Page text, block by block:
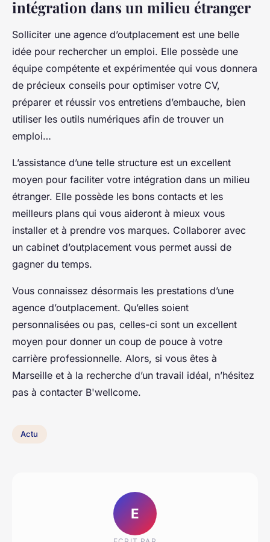
intégration dans un milieu étranger
Solliciter une agence d’outplacement est une belle
idée pour rechercher un emploi. Elle possède une
équipe compétente et expérimentée qui vous donnera
de précieux conseils pour optimiser votre CV,
préparer et réussir vos entretiens d’embauche, bien
utiliser les outils numériques afin de trouver un
emploi…
L’assistance d’une telle structure est un excellent
moyen pour faciliter votre intégration dans un milieu
étranger. Elle possède les bons contacts et les
meilleurs plans qui vous aideront à mieux vous
installer et à prendre vos marques. Collaborer avec
un cabinet d’outplacement vous permet aussi de
gagner du temps.
Vous connaissez désormais les prestations d’une
agence d’outplacement. Qu’elles soient
personnalisées ou pas, celles-ci sont un excellent
moyen pour donner un coup de pouce à votre
carrière professionnelle. Alors, si vous êtes à
Marseille et à la recherche d’un travail idéal, n’hésitez
pas à contacter B'wellcome.
Actu
E